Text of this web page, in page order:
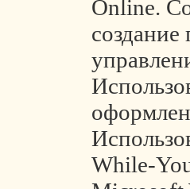
Online.
создание
While-